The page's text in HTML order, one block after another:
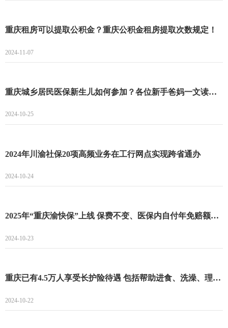
重庆租房可以提取公积金？重庆公积金租房提取次数规定！
2024-11-07
重庆城乡居民医保新生儿如何参加？各位新手爸妈一文读懂！
2024-10-25
2024年川渝社保20项高频业务在工行网点实现跨省通办
2024-10-24
2025年“重庆渝快保”上线 保费不变、医保内自付年免赔额降至1万元
2024-10-23
重庆已有4.5万人享受长护险待遇 包括帮助进食、洗澡、理发等护理服务
2024-10-22